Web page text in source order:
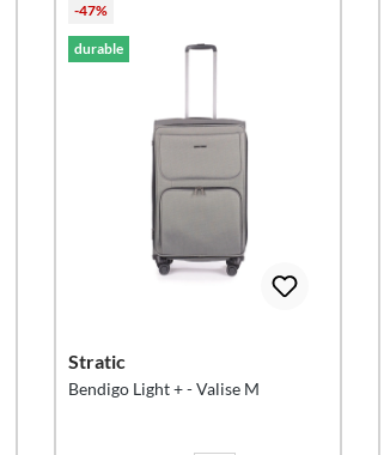
-47%
durable
Stratic
Bendigo Light + - Valise M